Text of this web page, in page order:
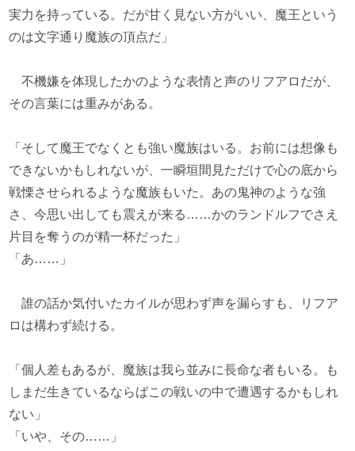
実力を持っている。だが甘く見ない方がいい、魔王という
のは文字通り魔族の頂点だ」
不機嫌を体現したかのような表情と声のリフアロだが、
その言葉には重みがある。
「そして魔王でなくとも強い魔族はいる。お前には想像も
できないかもしれないが、一瞬垣間見ただけで心の底から
戦慄させられるような魔族もいた。あの鬼神のような強
さ、今思い出しても震えが来る……かのランドルフでさえ
片目を奪うのが精一杯だった」
「あ……」
誰の話か気付いたカイルが思わず声を漏らすも、リフア
ロは構わず続ける。
「個人差もあるが、魔族は我ら並みに長命な者もいる。も
しまだ生きているならばこの戦いの中で遭遇するかもしれ
ない」
「いや、その……」